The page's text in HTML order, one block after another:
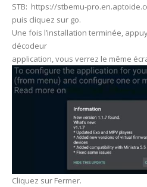
STB: https://stbemu-
puis cliquez sur go.
Une fois l’installation terminée,
décodeur
application, vous verrez le même
Cliquez sur Fermer.